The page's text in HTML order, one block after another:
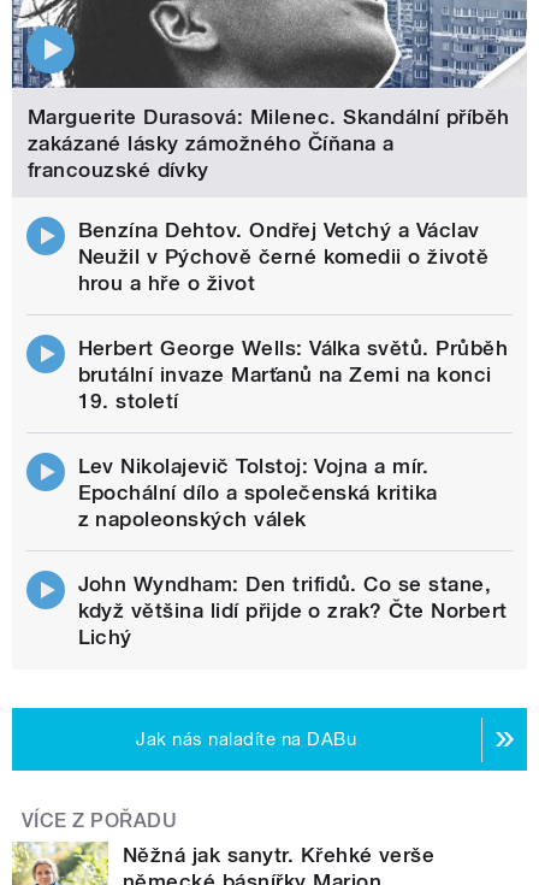
Marguerite Durasová: Milenec. Skandální příběh
zakázané lásky zámožného Číňana a
francouzské dívky
Benzína Dehtov. Ondřej Vetchý a Václav
Neužil v Pýchově černé komedii o životě
hrou a hře o život
Herbert George Wells: Válka světů. Průběh
brutální invaze Marťanů na Zemi na konci
19. století
Lev Nikolajevič Tolstoj: Vojna a mír.
Epochální dílo a společenská kritika
z napoleonských válek
John Wyndham: Den trifidů. Co se stane,
když většina lidí přijde o zrak? Čte Norbert
Lichý
Jak nás naladíte na DABu
VÍCE Z POŘADU
Něžná jak sanytr. Křehké verše